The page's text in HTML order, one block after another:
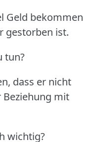
Geld bekommen
gestorben ist.
tun?
dass er nicht
mit
wichtig?